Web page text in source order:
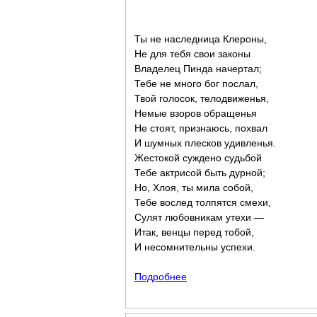
Ты не наследница Клероны,
Не для тебя свои законы
Владелец Пинда начертал;
Тебе не много бог послал,
Твой голосок, телодвиженья,
Немые взоров обращенья
Не стоят, признаюсь, похвал
И шумных плесков удивленья.
Жестокой суждено судьбой
Тебе актрисой быть дурной;
Но, Хлоя, ты мила собой,
Тебе вослед толпятся смехи,
Сулят любовникам утехи —
Итак, венцы перед тобой,
И несомнительны успехи.
Подробнее